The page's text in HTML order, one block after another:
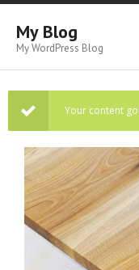
My Blog
My WordPress Blog
HousePlans
Contact
Your content